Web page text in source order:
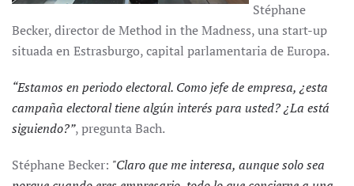
Stéphane
Becker, director de Method in the Madness, una start-up
situada en Estrasburgo, capital parlamentaria de Europa.
“Estamos en periodo electoral. Como jefe de empresa, ¿esta
campaña electoral tiene algún interés para usted? ¿La está
siguiendo?”, pregunta Bach.
Stéphane Becker: "Claro que me interesa, aunque solo sea